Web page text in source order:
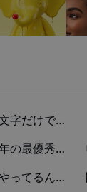
ート
ト
ブキャンパス
く成果を実感して
上、時間短縮を実
おすすめです。
万 絵文字だけです！
万 今年の最優秀賞いただきテンプレ
何やってるんですか勉強してください！